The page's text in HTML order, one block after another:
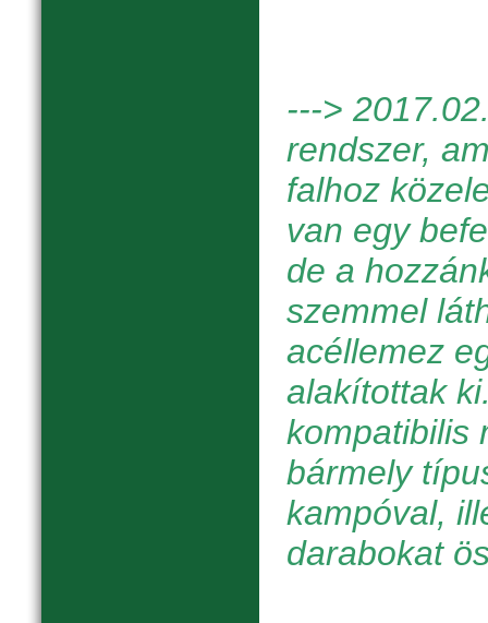
---> 201
rendszer,
falhoz
van egy
de a
szemmel
acéllemez
alakítottak
kompatibilis
bármely
kampóval,
darabokat